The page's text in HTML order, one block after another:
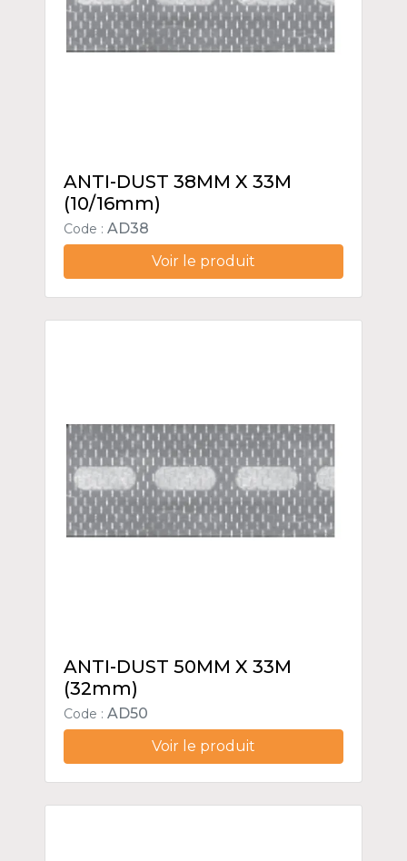
ANTI-DUST 38MM X 33M
(10/16mm)
Code : AD38
Voir le produit
ANTI-DUST 50MM X 33M
(32mm)
Code : AD50
Voir le produit